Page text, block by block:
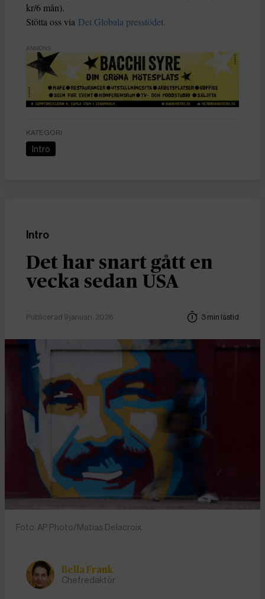
kr/6 mån).
Stötta oss via Det Globala presstödet.
ANNONS
KATEGORI
Intro
Intro
Det har snart gått en
vecka sedan USA
Publicerad 9 januari, 2026 3 min lästid
Foto: AP Photo/Matias Delacroix
Bella Frank
Chefredaktör